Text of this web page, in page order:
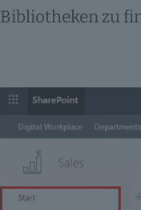
Bibliotheken zu